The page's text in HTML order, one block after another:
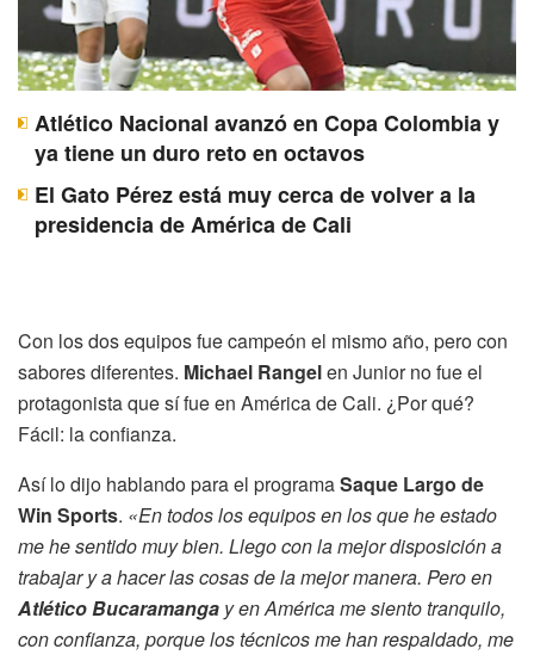
Atlético Nacional avanzó en Copa Colombia y
ya tiene un duro reto en octavos
El Gato Pérez está muy cerca de volver a la
presidencia de América de Cali
Con los dos equipos fue campeón el mismo año, pero con
sabores diferentes. Michael Rangelen Junior no fue el
protagonista que sí fue en América de Cali. ¿Por qué?
Fácil: la confianza.
Así lo dijo hablando para el programaSaque Largo de
Win Sports. «En todos los equipos en los que he estado
me he sentido muy bien. Llego con la mejor disposición a
trabajar y a hacer las cosas de la mejor manera. Pero en
Atlético Bucaramanga y en América me siento tranquilo,
con confianza, porque los técnicos me han respaldado, me